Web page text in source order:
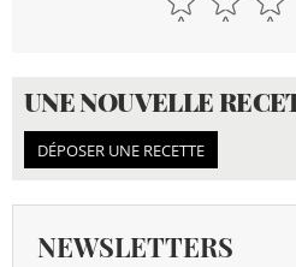
UNE NOUVELLE
DÉPOSER UNE RECETTE
NEWSLETTERS